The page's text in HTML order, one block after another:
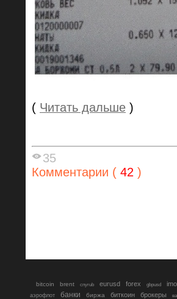
( Читать дальше )
35
Комментарии ( 42 )
bitcoin brent cnyrub eurusd forex gbpusd
аэрофлот банки биржа биткоин брокеры